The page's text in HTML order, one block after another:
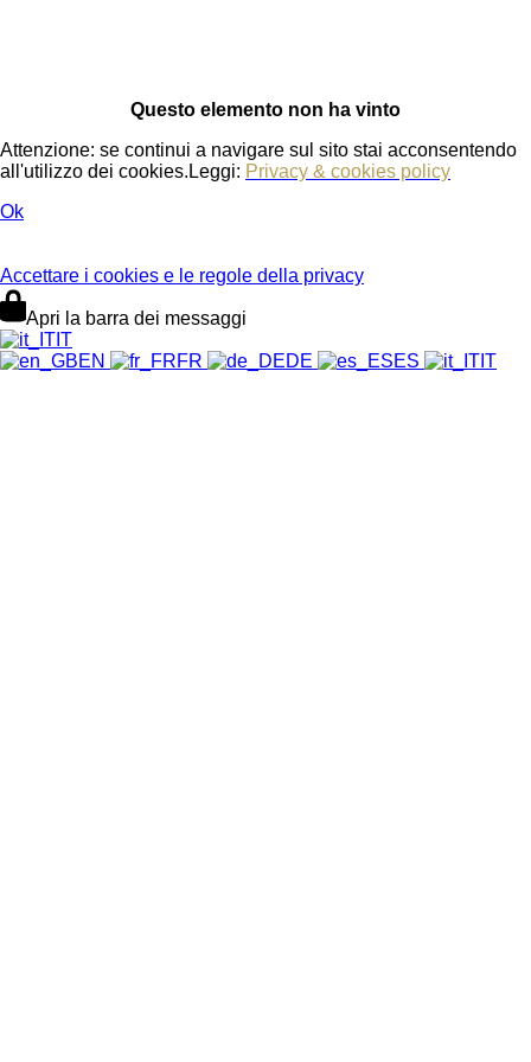
Questo elemento non ha vinto
Attenzione: se continui a navigare sul sito stai acconsentendo
all'utilizzo dei cookies.Leggi: Privacy & cookies policy
Ok
Accettare i cookies e le regole della privacy
Apri la barra dei messaggi
IT
EN
FR DE ES IT